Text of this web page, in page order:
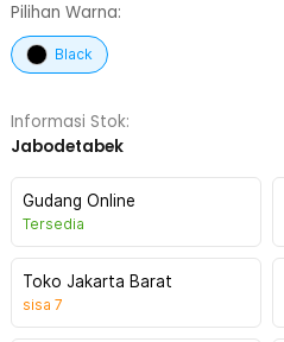
Pilihan Warna:
Black
Informasi Stok:
Jabodetabek
Gudang Online
Tersedia
Toko Jakarta Barat
sisa 7